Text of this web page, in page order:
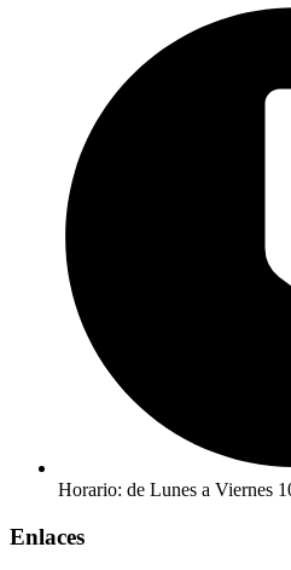
Horario: de Lunes a Viernes
Enlaces